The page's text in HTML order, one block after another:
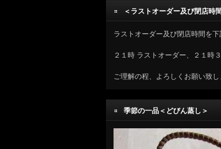
＜ラストオーダー及び閉店時
ラストオーダー及び閉店時間を
２１時 ラストオーダー、２１時
ご理解の程、よろしくお願い致し
季節の一品＜どびん蒸し＞